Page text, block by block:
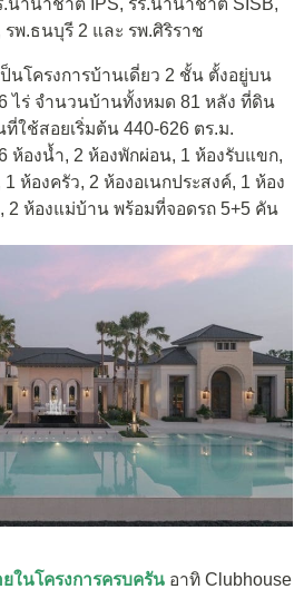
.นานาชาติ IPS, รร.นานาชาติ SISB,
รพ.ธนบุรี 2 และ รพ.ศิริราช
ป็นโครงการบ้านเดี่ยว 2 ชั้น ตั้งอยู่บน
ไร่ จำนวนบ้านทั้งหมด 81 หลัง ที่ดิน
ที่ใช้สอยเริ่มต้น 440-626 ตร.ม.
ห้องน้ำ, 2 ห้องพักผ่อน, 1 ห้องรับแขก,
ห้องครัว, 2 ห้องอเนกประสงค์, 1 ห้อง
2 ห้องแม่บ้าน พร้อมที่จอดรถ 5+5 คัน
ในโครงการครบครัน อาทิ Clubhouse